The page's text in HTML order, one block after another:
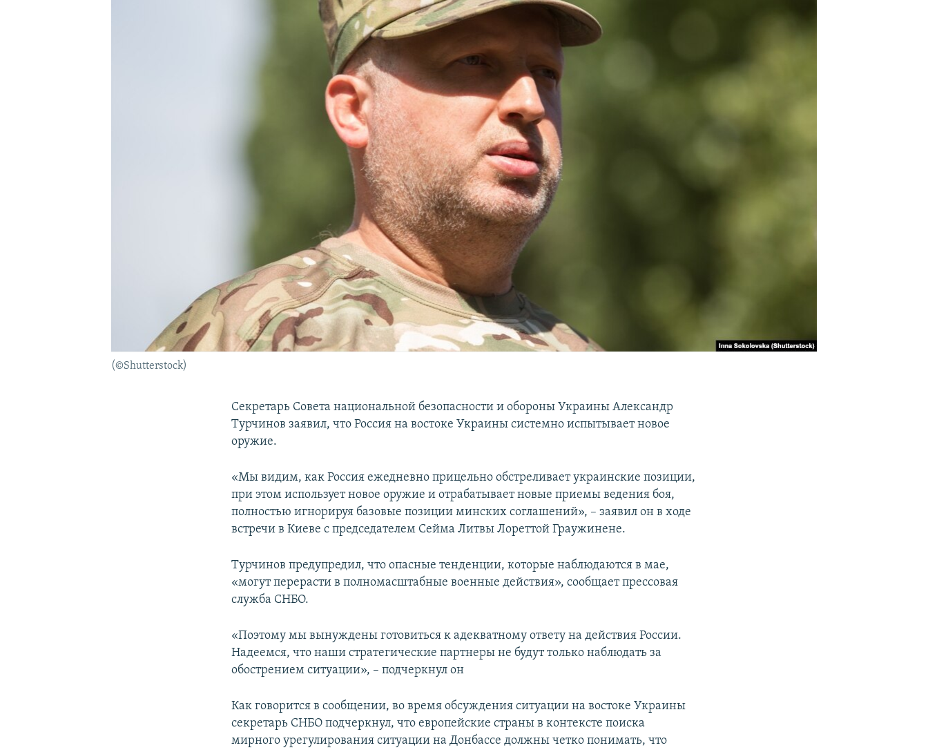
(©Shutterstock)
Секретарь Совета национальной безопасности и обороны Украины Александр
Турчинов заявил, что Россия на востоке Украины системно испытывает новое
оружие.
«Мы видим, как Россия ежедневно прицельно обстреливает украинские позиции,
при этом использует новое оружие и отрабатывает новые приемы ведения боя,
полностью игнорируя базовые позиции минских соглашений», – заявил он в ходе
встречи в Киеве с председателем Сейма Литвы Лореттой Граужинене.
Турчинов предупредил, что опасные тенденции, которые наблюдаются в мае,
«могут перерасти в полномасштабные военные действия», сообщает прессовая
служба СНБО.
«Поэтому мы вынуждены готовиться к адекватному ответу на действия России.
Надеемся, что наши стратегические партнеры не будут только наблюдать за
обострением ситуации», – подчеркнул он
Как говорится в сообщении, во время обсуждения ситуации на востоке Украины
секретарь СНБО подчеркнул, что европейские страны в контексте поиска
мирного урегулирования ситуации на Донбассе должны четко понимать, что